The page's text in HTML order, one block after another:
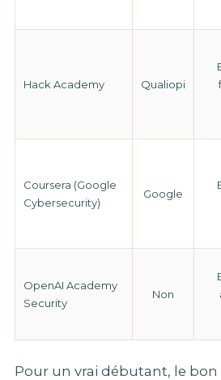
Hack Academy Qualiopi
Coursera (Google
Cybersecurity)
Google
OpenAI Academy
Security
Non
Pour un vrai débutant, le bon